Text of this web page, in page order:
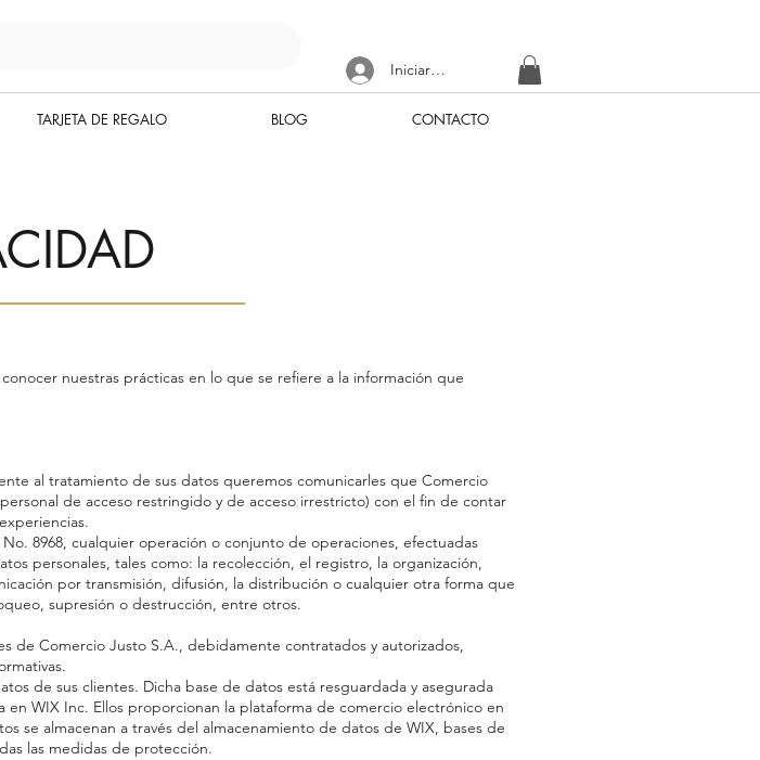
Iniciar sesión
TARJETA DE REGALO BLOG CONTACTO
nuestras prácticas en lo que se refiere a la información que
al tratamiento de sus datos queremos comunicarles que Comercio
de acceso restringido y de acceso irrestricto) con el fin de contar
8968, cualquier operación o conjunto de operaciones, efectuadas
personales, tales como: la recolección, el registro, la organización,
por transmisión, difusión, la distribución o cualquier otra forma que
supresión o destrucción, entre otros.
de Comercio Justo S.A., debidamente contratados y autorizados,
de sus clientes. Dicha base de datos está resguardada y asegurada
WIX Inc. Ellos proporcionan la plataforma de comercio electrónico en
se almacenan a través del almacenamiento de datos de WIX, bases de
las medidas de protección.